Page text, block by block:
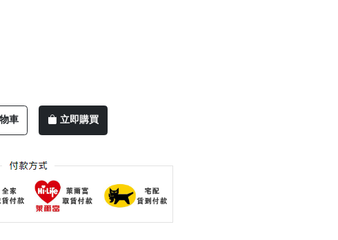
車 立即購買